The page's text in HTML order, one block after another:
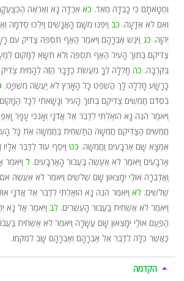
וְחַטָּאתָם כִּי כָבְדָה מְאֹד. כא אֵרֲדָה נָּא וְאֶרְאֶה
וְאִם לֹא אֵדָעָה. כב וַיִּפְנוּ מִשָּׁם הָאֲנָשִׁים וַיֵּלְכוּ סְדֹמָה
יְהוָה. כג וַיִּגַּשׁ אַבְרָהָם וַיֹּאמַר הַאַף תִּסְפֶּה צַדִּיק עִם
צַדִּיקִם בְּתוֹךְ הָעִיר הַאַף תִּסְפֶּה וְלֹא תִשָּׂא לַמָּקוֹם
בְּקִרְבָּהּ. כה חָלִלָה לְּךָ מֵעֲשֹׂת כַּדָּבָר הַזֶּה לְהָמִית
כָּרָשָׁע חָלִלָה לָּךְ הֲשֹׁפֵט כָּל הָאָרֶץ לֹא יַעֲשֶׂה מִשְׁפָּט.
בִסְדֹם חֲמִשִּׁים צַדִּיקִם בְּתוֹךְ הָעִיר וְנָשָׂאתִי לְכָל
וַיֹּאמַר הִנֵּה נָא הוֹאַלְתִּי לְדַבֵּר אֶל אֲדֹנָי וְאָנֹכִי עָפָר
חֲמִשִּׁים הַצַּדִּיקִם חֲמִשָּׁה הֲתַשְׁחִית בַּחֲמִשָּׁה אֶת כָּל
אֶמְצָא שָׁם אַרְבָּעִים וַחֲמִשָּׁה. כט וַיֹּסֶף עוֹד לְדַבֵּר אֵלָיו
אַרְבָּעִים וַיֹּאמֶר לֹא אֶעֱשֶׂה בַּעֲבוּר הָאַרְבָּעִים. ל וַיֹּאמֶר
וַאֲדַבֵּרָה אוּלַי יִמָּצְאוּן שָׁם שְׁלֹשִׁים וַיֹּאמֶר לֹא אֶעֱשֶׂה
שְׁלֹשִׁים. לא וַיֹּאמֶר הִנֵּה נָא הוֹאַלְתִּי לְדַבֵּר אֶל אֲדֹנָי
וַיֹּאמֶר לֹא אַשְׁחִית בַּעֲבוּר הָעֶשְׂרִים. לב וַיֹּאמֶר אַל נָא
הַפַּעַם אוּלַי יִמָּצְאוּן שָׁם עֲשָׂרָה וַיֹּאמֶר לֹא אַשְׁחִית
כַּאֲשֶׁר כִּלָּה לְדַבֵּר אֶל אַבְרָהָם וְאַבְרָהָם שָׁב לִמְקֹמוֹ.
הקדמה